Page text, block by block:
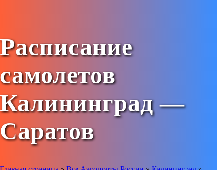
Расписание
самолетов
Калининград —
Саратов